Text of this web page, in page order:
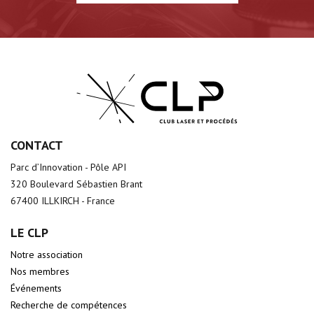
CONTACT
Parc d’Innovation - Pôle API
320 Boulevard Sébastien Brant
67400 ILLKIRCH - France
LE CLP
Notre association
Nos membres
Événements
Recherche de compétences